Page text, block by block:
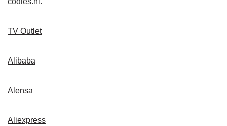
TV Outlet
Alibaba
Alensa
Aliexpress